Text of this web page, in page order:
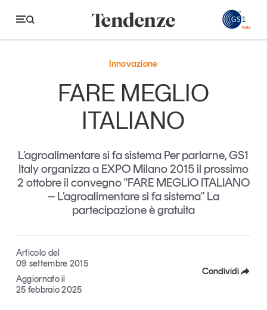
Tendenze
Economia e consumi
Logistica
Retail e brand
Sostenibilità
Magazine
Articoli
Opinioni
Innovazione
FARE MEGLIO
ITALIANO
L’agroalimentare si fa sistema Per parlarne, GS1
Italy organizza a EXPO Milano 2015 il prossimo
2 ottobre il convegno "FARE MEGLIO ITALIANO
– L’agroalimentare si fa sistema" La
partecipazione è gratuita
Articolo del
09 settembre 2015
Aggiornato il
25 febbraio 2025
Condividi